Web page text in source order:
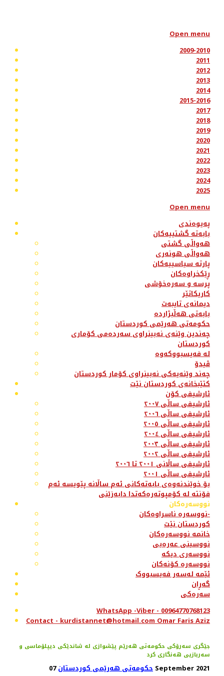
Open menu
2009-2010
2011
2012
2013
2014
2015-2016
2017
2018
2019
2020
2021
2022
2023
2024
2025
Open menu
پەیوەندی
بابەتە گشتییەکان
هەواڵی گشتی
هەواڵی هونەری
پارتە سیاسییەکان
ڕێکخراوەکان
پرسە و سەرەخۆشی
کاریکاتێر
دیمانەی تایبەت
بابەتی هەڵبژاردە
حکومەتی هەرێمی کوردستان
چەندین وێنەی نەبینراوی سەردەمی کۆماری
کوردستان
لە فەیسبووکەوە
ڤیدۆ
چەند وێنەیەکی نەبینراوی کۆمار کوردستان
کتێبخانەی کوردستان نێت
ئارشیفی کۆن
ئارشیفی ساڵی ٢٠٠٧
ئارشیفی ساڵی ٢٠٠٦
ئارشیفی ساڵی ٢٠٠٥
ئارشیفی ساڵی ٢٠٠٤
ئارشیفی ساڵی ٢٠٠٣
ئارشیفی ساڵی ٢٠٠٢
ئارشیفی ساڵانی ٢٠٠١ تا ٢٠٠٦
ئارشیفی ساڵی ٢٠٠١
بۆ خوێندنەوەی بابەتەکانی ئەم ساڵانە پێویسە ئەم
فۆنتە لە کۆمپوتەرەکەتدا دابەزێنی
نووسەرەکان
نووسەرە ناسراوەکان-
کوردستان نێت
خانمە نووسەرەکان
نووسینی عەرەبی
نووسەری دیکە
نووسەرە کۆنەکان
ئێمە لەسەر فەیسبووک
گەڕان
سەرەکی
WhatsApp -Viber - 00964770768123
Contact - kurdistannet@hotmail.com Omar Faris Aziz
جێگری سەرۆکی حکومەتی هەرێم پێشوازی لە شاندێکی دیپلۆماسی و
سەربازیی هەنگاری کرد
حکومەتی هەرێمی کوردستان 07 September 2021